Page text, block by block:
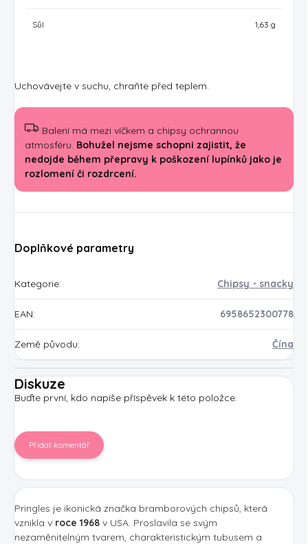
Sůl 1,63 g
Uchovávejte v suchu, chraňte před teplem.
Balení má mezi víčkem a chipsy ochrannou
atmosféru. Bohužel nejsme schopni zajistit, že
nedojde během přepravy k poškození lupínků jako je
rozlomení či rozdrcení.
Doplňkové parametry
Kategorie: Chipsy・snacky
EAN: 6958652300778
Země původu: Čína
Diskuze
Buďte první, kdo napíše příspěvek k této položce.
Přidat komentář
Pringles je ikonická značka bramborových chipsů, která
vznikla v roce 1968 v USA. Proslavila se svým
nezaměnitelným tvarem, charakteristickým tubusem a